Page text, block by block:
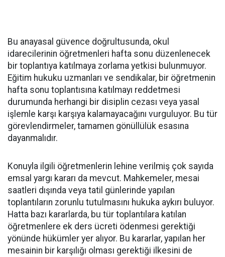
Bu anayasal güvence doğrultusunda, okul
idarecilerinin öğretmenleri hafta sonu düzenlenecek
bir toplantıya katılmaya zorlama yetkisi bulunmuyor.
Eğitim hukuku uzmanları ve sendikalar, bir öğretmenin
hafta sonu toplantısına katılmayı reddetmesi
durumunda herhangi bir disiplin cezası veya yasal
işlemle karşı karşıya kalamayacağını vurguluyor. Bu tür
görevlendirmeler, tamamen gönüllülük esasına
dayanmalıdır.
Konuyla ilgili öğretmenlerin lehine verilmiş çok sayıda
emsal yargı kararı da mevcut. Mahkemeler, mesai
saatleri dışında veya tatil günlerinde yapılan
toplantıların zorunlu tutulmasını hukuka aykırı buluyor.
Hatta bazı kararlarda, bu tür toplantılara katılan
öğretmenlere ek ders ücreti ödenmesi gerektiği
yönünde hükümler yer alıyor. Bu kararlar, yapılan her
mesainin bir karşılığı olması gerektiği ilkesini de